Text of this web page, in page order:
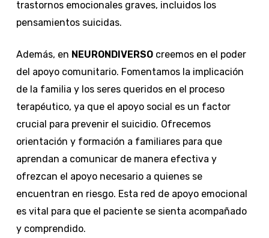
trastornos emocionales graves, incluidos los
pensamientos suicidas.
Además, en NEURONDIVERSOcreemos en el poder
del apoyo comunitario. Fomentamos la implicación
de la familia y los seres queridos en el proceso
terapéutico, ya que el apoyo social es un factor
crucial para prevenir el suicidio. Ofrecemos
orientación y formación a familiares para que
aprendan a comunicar de manera efectiva y
ofrezcan el apoyo necesario a quienes se
encuentran en riesgo. Esta red de apoyo emocional
es vital para que el paciente se sienta acompañado
y comprendido.